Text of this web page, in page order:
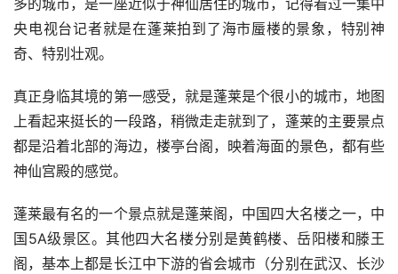
多的城市，是一座近似于神仙居住的城市，记得看过一集中
央电视台记者就是在蓬莱拍到了海市蜃楼的景象，特别神
奇、特别壮观。
真正身临其境的第一感受，就是蓬莱是个很小的城市，地图
上看起来挺长的一段路，稍微走走就到了，蓬莱的主要景点
都是沿着北部的海边，楼亭台阁，映着海面的景色，都有些
神仙宫殿的感觉。
蓬莱最有名的一个景点就是蓬莱阁，中国四大名楼之一，中
国5A级景区。其他四大名楼分别是黄鹤楼、岳阳楼和滕王
阁，基本上都是长江中下游的省会城市（分别在武汉、长沙